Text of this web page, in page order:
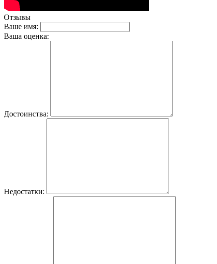
Отзывы
Ваше имя:
Ваша оценка:
Достоинства:
Недостатки: